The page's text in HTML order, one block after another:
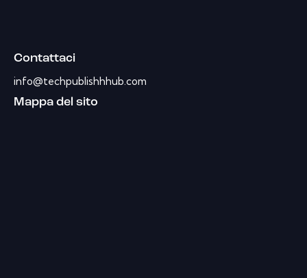
Contattaci
info@techpublishhhub.com
Mappa del sito